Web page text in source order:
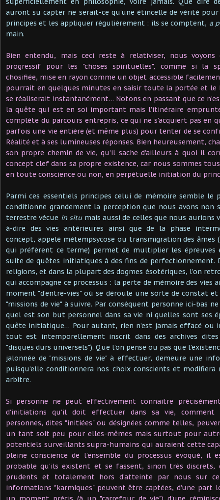
auront su capter ne serait-ce qu’une étincelle de vérité
principes et les appliquer régulièrement : ils se comptent, a
main.
Bien entendu, mais ceci reste à relativiser, nous voyons
progressif pour les "choses spirituelles", comme si la
chosifiée, mise en rayon comme un objet accessible
pourrait en quelques minutes en saisir toute la portée et le
se réaliserait instantanément… Notons en passant que ce
la quête qui est en soi important mais l’itinéraire
complète du parcours entrepris, ce qui ne s’acquiert pas en
parfois une vie entière (et même plus) pour tenter de se
Réalité et à ses lumineuses réponses. Bien heureusement,
son propre chemin de vie, qu’il sache d’ailleurs à quoi il
concept clef dans sa propre existence, car nous sommes
en toute conscience ou non, en perpétuelle initiation du
Parmi ces essentiels principes celui de mémoire semble le
conditionne grandement la perception que nous avons non
terrestre vécue in situmais aussi de celles que nous aurions
à-dire des vies antérieures ainsi que de la phase
concept, appelé métempsycose ou transmigration des âmes
qui préfèrent ce terme) permet de multiplier les épreuves
suite de quêtes initiatiques à des fins de perfectionnement.
religions, et dans la plupart des dogmes ésotériques, l’on
qui accompagne ce processus : la perte de mémoire des vies
moment "d’entre-vies" où se déroule une sorte de constat
"missions de vie" à suivre. Par conséquent personne ici-bas
quel est son but personnel dans sa vie ni quelles sont ses
quête initiatique… Pour autant, rien n’est jamais effacé ou
tout est intemporellement inscrit dans des archives dites
"disques durs universels"). Que l’on pense ou pas que
jalonnée de "missions de vie" à effectuer, demeure une
puisqu’elle conditionnera nos choix conscients et
arbitre.
Si personne ne peut effectivement connaitre
d’initiations qu’il doit effectuer dans sa vie,
personnes, dites "initiées" ou désignées comme telles,
un tant soit peu pour elles-mêmes mais surtout pour
potentiels surveillants supra-humains qui auraient cette
pleine conscience de l’ensemble du processus évoqué, il
probable qu’ils existent et se fassent, sinon très
prudents et totalement hors d’atteinte par nous sur
informations "karmiques" peuvent être captées, d’une part